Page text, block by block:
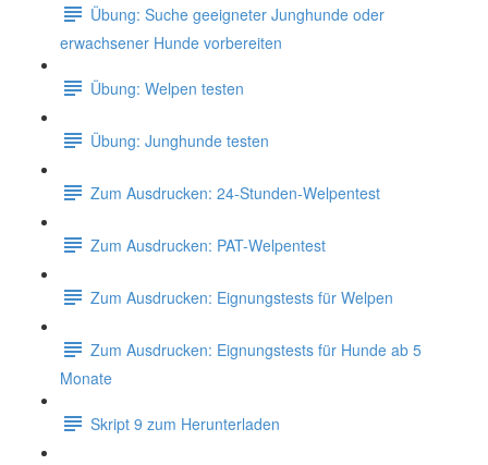
Übung: Suche geeigneter Junghunde oder
erwachsener Hunde vorbereiten
Übung: Welpen testen
Übung: Junghunde testen
Zum Ausdrucken: 24-Stunden-Welpentest
Zum Ausdrucken: PAT-Welpentest
Zum Ausdrucken: Eignungstests für Welpen
Zum Ausdrucken: Eignungstests für Hunde ab 5
Monate
Skript 9 zum Herunterladen